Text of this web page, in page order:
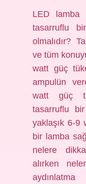
LED lamba
tasarruflu
olmalıdır?
ve tüm
watt güç
ampulün
watt güç
tasarruflu
yaklaşık 6-9
bir lamba
nelere
alırken